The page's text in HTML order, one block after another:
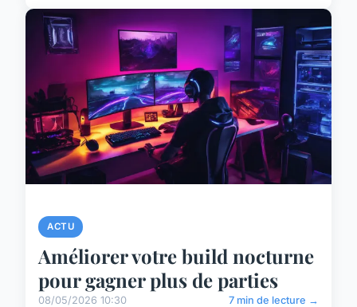
ACTU
Améliorer votre build nocturne
pour gagner plus de parties
08/05/2026 10:30 7 min de lecture →